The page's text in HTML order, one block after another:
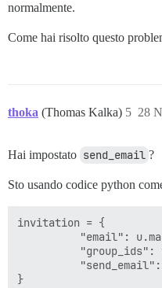
normalmente.
Come hai risolto questo
thoka (Thomas Kalka) 28
5
Hai impostato send_email ?
Sto usando codice python
invitation = {
"email":
"group_ids":
}